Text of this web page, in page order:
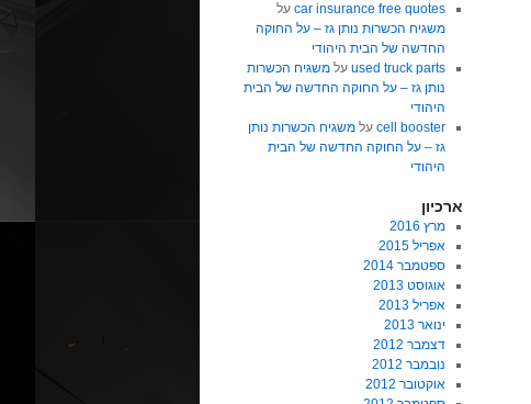
car insurance free quotesעל
משגיח הכשרות נותן גז – על החוקה
החדשה של הבית היהודי
used truck partsעל משגיח הכשרות
נותן גז – על החוקה החדשה של הבית
היהודי
cell boosterעל משגיח הכשרות נותן
גז – על החוקה החדשה של הבית
היהודי
ארכיון
מרץ 2016
אפריל 2015
ספטמבר 2014
אוגוסט 2013
אפריל 2013
ינואר 2013
דצמבר 2012
נובמבר 2012
אוקטובר 2012